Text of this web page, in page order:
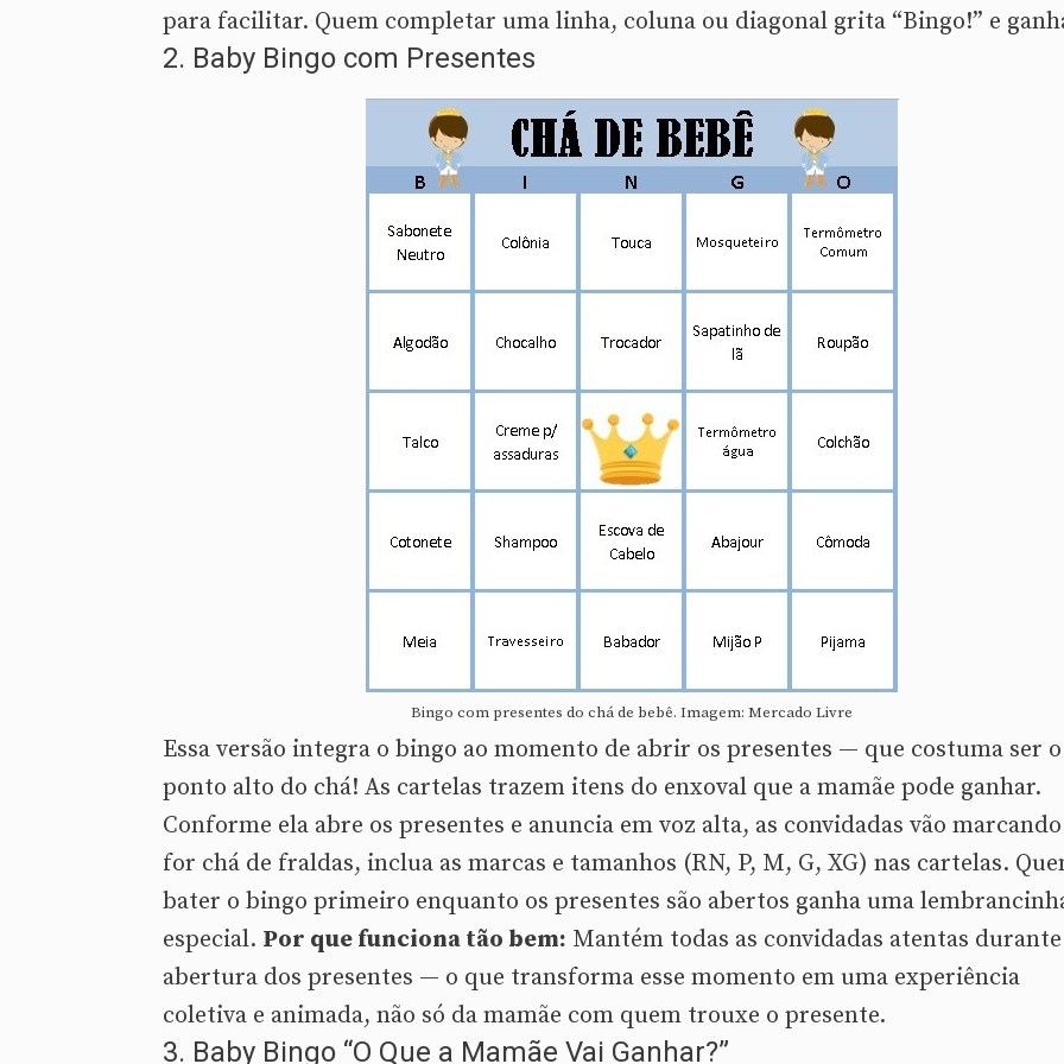
para facilitar. Quem completar uma linha, coluna ou diagonal grita “Bingo!” e
2. Baby Bingo com Presentes
Bingo com presentes do chá de bebê. Imagem: Mercado Livre
Essa versão integra o bingo ao momento de abrir os presentes — que costuma ser o
ponto alto do chá! As cartelas trazem itens do enxoval que a mamãe pode ganhar.
Conforme ela abre os presentes e anuncia em voz alta, as convidadas vão
for chá de fraldas, inclua as marcas e tamanhos (RN, P, M, G, XG) nas cartelas.
bater o bingo primeiro enquanto os presentes são abertos ganha uma
especial. Por que funciona tão bem: Mantém todas as convidadas atentas
abertura dos presentes — o que transforma esse momento em uma experiência
coletiva e animada, não só da mamãe com quem trouxe o presente.
3. Baby Bingo “O Que a Mamãe Vai Ganhar?”